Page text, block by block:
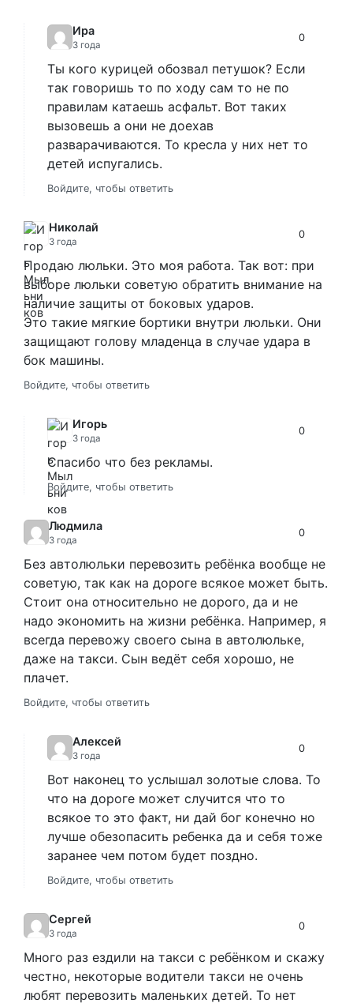
Ира
3 года
0
Ты кого курицей обозвал петушок? Если
так говоришь то по ходу сам то не по
правилам катаешь асфальт. Вот таких
вызовешь а они не доехав
разварачиваются. То кресла у них нет то
детей испугались.
Войдите, чтобы ответить
Николай
3 года
0
Продаю люльки. Это моя работа. Так вот: при
выборе люльки советую обратить внимание на
наличие защиты от боковых ударов.
Это такие мягкие бортики внутри люльки. Они
защищают голову младенца в случае удара в
бок машины.
Войдите, чтобы ответить
Игорь
3 года
0
Спасибо что без рекламы.
Войдите, чтобы ответить
Людмила
3 года
0
Без автолюльки перевозить ребёнка вообще не
советую, так как на дороге всякое может быть.
Стоит она относительно не дорого, да и не
надо экономить на жизни ребёнка. Например, я
всегда перевожу своего сына в автолюльке,
даже на такси. Сын ведёт себя хорошо, не
плачет.
Войдите, чтобы ответить
Алексей
3 года
0
Вот наконец то услышал золотые слова. То
что на дороге может случится что то
всякое то это факт, ни дай бог конечно но
лучше обезопасить ребенка да и себя тоже
заранее чем потом будет поздно.
Войдите, чтобы ответить
Сергей
3 года
0
Много раз ездили на такси с ребёнком и скажу
честно, некоторые водители такси не очень
любят перевозить маленьких детей. То нет